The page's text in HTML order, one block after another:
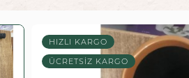
HIZLI KARGO
ÜCRETSIZ KARGO